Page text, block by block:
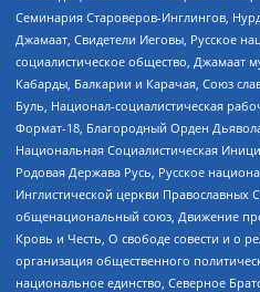
Семинария Староверов-Инглингов,
Джамаат, Свидетели Иеговы, Русское
социалистическое общество, Джамаат
Кабарды, Балкарии и Карачая, Союз
Буль, Национал-социалистическая
Формат-18, Благородный Орден
Национальная Социалистическая
Родовая Держава Русь, Русское
Инглистической церкви Православных
общенациональный союз, Движение
Кровь и Честь, О свободе совести и о
организация общественного
национальное единство, Северное